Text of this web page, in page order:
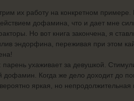
их работу на конкретном примере.
дофамина, что и дает мне
Но вот книга закончена, я
эндорфина, переживая при этом
ухаживает за девушкой.
дофамин. Когда же дело доходит до
яркая, но непродолжительная